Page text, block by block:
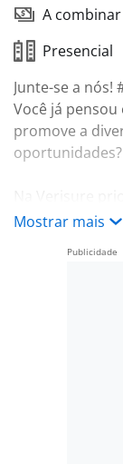
A combinar
Presencial
Junte-se a nós!
Você já
promove a
oportunidades?
sexo, raça,
Mostrar mais